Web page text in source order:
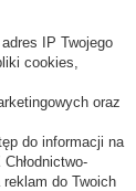
:
:
:
odparowanie
IP Twojego
cookies,
oraz
do informacji na
do Twoich